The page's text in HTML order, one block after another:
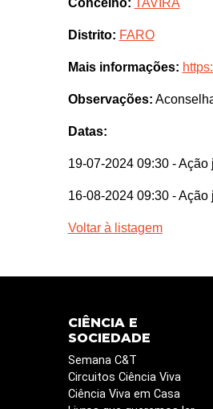
Distrito: FARO
Mais informações:
Observações:
Datas:
19-07-2024 09:30 - Ação
16-08-2024 09:30 - Ação
Voltar à listagem
CIÊNCIA E
SOCIEDADE
Semana C&T
Circuitos Ciência Viva
Ciência Viva em Casa